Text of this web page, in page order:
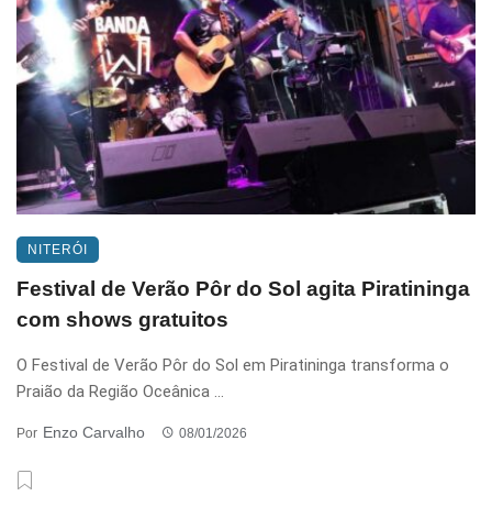
NITERÓI
Festival de Verão Pôr do Sol agita Piratininga
com shows gratuitos
O Festival de Verão Pôr do Sol em Piratininga transforma o
Praião da Região Oceânica ...
Por Enzo Carvalho 08/01/2026